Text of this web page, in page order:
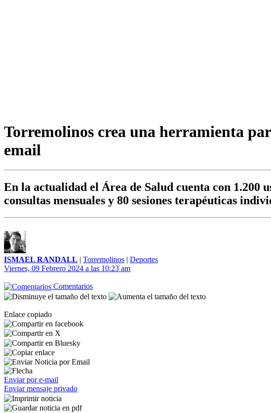
Torremolinos crea una herramienta
email
En la actualidad el Área de Salud cuenta con 1.200
consultas mensuales y 80 sesiones terapéuticas
ISMAEL RANDALL | Torremolinos | Deportes
Viernes, 09 Febrero 2024 a las 10:23 am
Comentarios
Enlace copiado
Enviar por e-mail
Enviar mensaje privado